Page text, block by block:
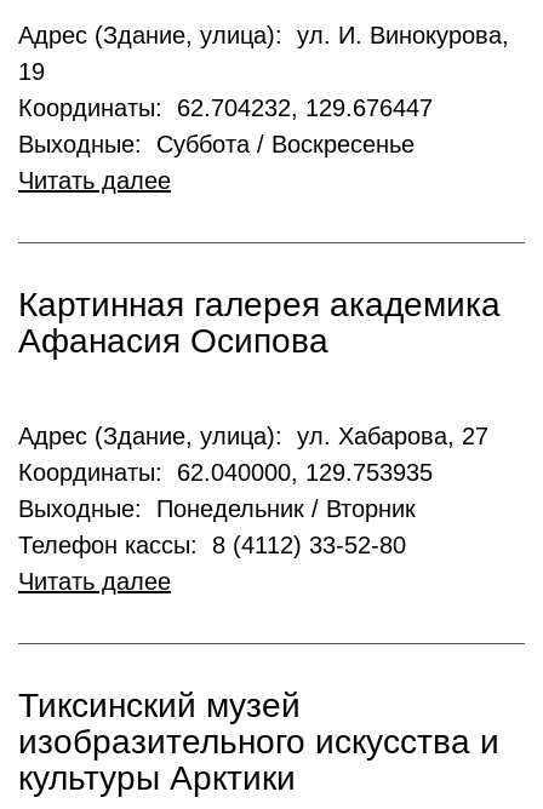
Адрес (Здание, улица): ул. И. Винокурова,
19
Координаты: 62.704232, 129.676447
Выходные: Суббота / Воскресенье
Читать далее
Картинная галерея академика
Афанасия Осипова
Адрес (Здание, улица): ул. Хабарова, 27
Координаты: 62.040000, 129.753935
Выходные: Понедельник / Вторник
Телефон кассы: 8 (4112) 33-52-80
Читать далее
Тиксинский музей
изобразительного искусства и
культуры Арктики